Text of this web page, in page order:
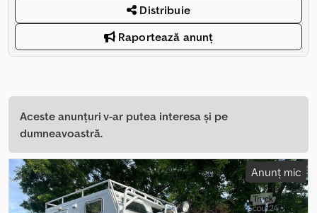
Distribuie
Raportează anunț
Aceste anunțuri v-ar putea interesa și pe
dumneavoastră.
Anunț mic